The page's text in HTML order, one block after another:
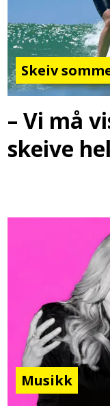
Skeiv
– Vi må
skeive
Musikk